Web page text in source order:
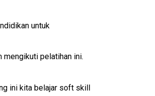
untuk
mengikuti pelatihan ini.
ini kita belajar soft skill